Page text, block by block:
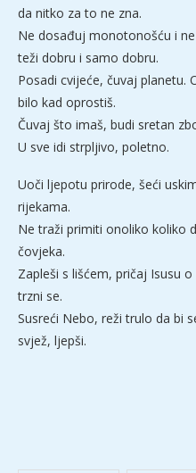
da nitko za to ne zna.
Ne dosađuj monotonošću i
teži dobru i samo dobru.
Posadi cvijeće, čuvaj planetu.
bilo kad oprostiš.
Čuvaj što imaš, budi sretan
U sve idi strpljivo, poletno.
Uoči ljepotu prirode, šeći
rijekama.
Ne traži primiti onoliko koliko
čovjeka.
Zapleši s lišćem, pričaj Isusu
trzni se.
Susreći Nebo, reži trulo da bi
svjež, ljepši.